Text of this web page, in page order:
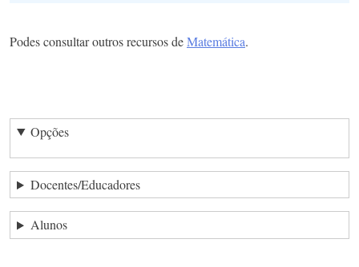
Podes consultar outros recursos deMatemática.
Opções
Docentes/Educadores
Alunos